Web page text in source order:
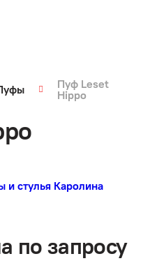
Пуф Leset
Hippo
по запросу